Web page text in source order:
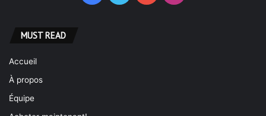
MUST READ
Accueil
À propos
Équipe